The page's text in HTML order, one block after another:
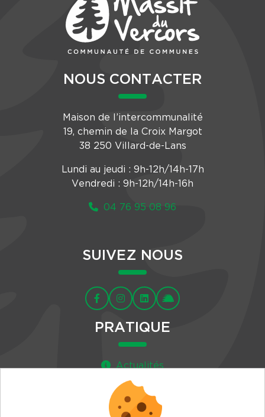
NOUS CONTACTER
Maison de l’intercommunalité
19, chemin de la Croix Margot
38 250 Villard-de-Lans
Lundi au jeudi : 9h-12h/14h-17h
Vendredi : 9h-12h/14h-16h
04 76 95 08 96
SUIVEZ NOUS
PRATIQUE
Actualités
Agenda
Newsletter